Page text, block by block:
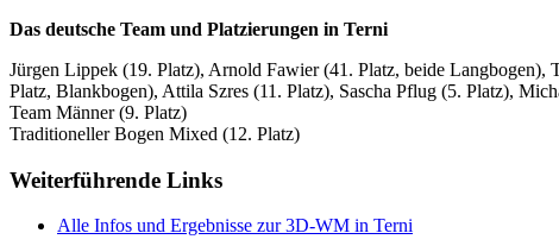
Das deutsche Team und Platzierungen in Terni
Jürgen Lippek (19. Platz), Arnold Fawier (41. Platz, beide
Platz, Blankbogen), Attila Szres (11. Platz), Sascha Pflug (5. Platz),
Team Männer (9. Platz)
Traditioneller Bogen Mixed (12. Platz)
Weiterführende Links
Alle Infos und Ergebnisse zur 3D-WM in Terni